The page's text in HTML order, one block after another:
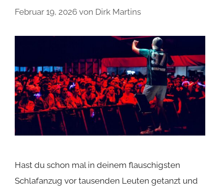
Februar 19, 2026 von Dirk Martins
Hast du schon mal in deinem flauschigsten
Schlafanzug vor tausenden Leuten getanzt und